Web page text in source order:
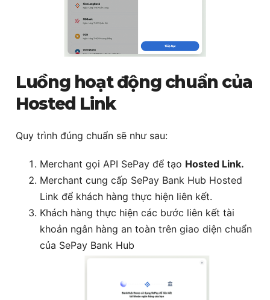
Luồng hoạt động chuẩn của
Hosted Link
Quy trình đúng chuẩn sẽ như sau:
Merchant gọi API SePay để tạo Hosted Link.
Merchant cung cấp SePay Bank Hub Hosted
Link để khách hàng thực hiện liên kết.
Khách hàng thực hiện các bước liên kết tài
khoản ngân hàng an toàn trên giao diện chuẩn
của SePay Bank Hub